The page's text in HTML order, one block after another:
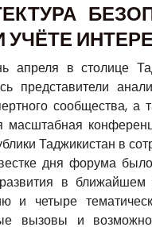
УЧЁТЕ
апреля в столице
представители
сообщества,
Таджикистан в
дня форума
в
и четыре
вызовы и